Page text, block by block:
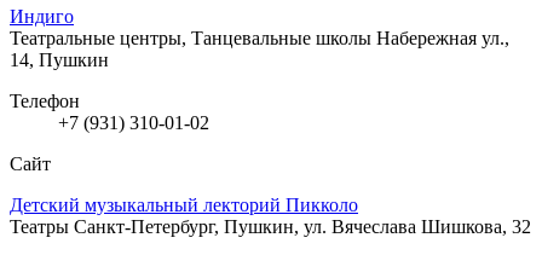
Индиго
Театральные центры, Танцевальные школы Набережная ул.,
14, Пушкин
Телефон
+7 (931) 310-01-02
Сайт
Детский музыкальный лекторий Пикколо
Театры Санкт-Петербург, Пушкин, ул. Вячеслава Шишкова, 32